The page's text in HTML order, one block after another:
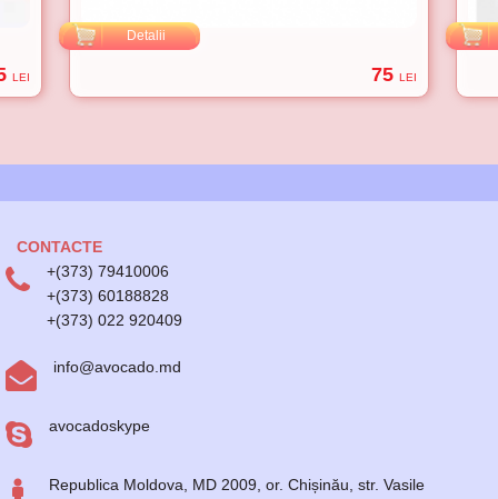
LEI
Detalii
75 LEI
CONTACTE
+(373) 79410006
+(373) 60188828
+(373) 022 920409
info@avocado.md
avocadoskype
Republica Moldova, MD 2009, or. Chișinău, str. Vasile